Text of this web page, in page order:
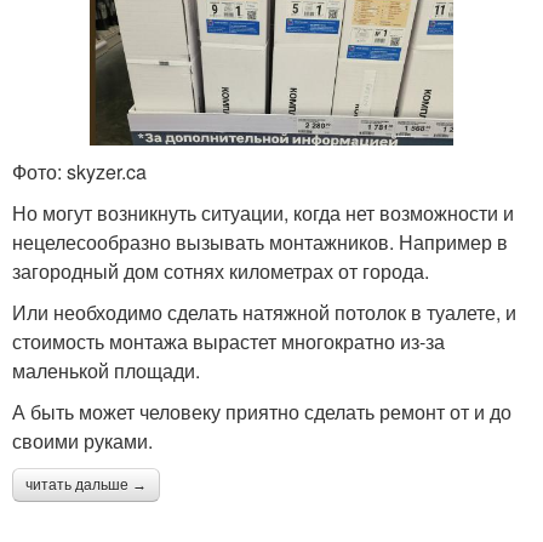
Фото: skyzer.ca
Но могут возникнуть ситуации, когда нет возможности и
нецелесообразно вызывать монтажников. Например в
загородный дом сотнях километрах от города.
Или необходимо сделать натяжной потолок в туалете, и
стоимость монтажа вырастет многократно из-за
маленькой площади.
А быть может человеку приятно сделать ремонт от и до
своими руками.
читать дальше →